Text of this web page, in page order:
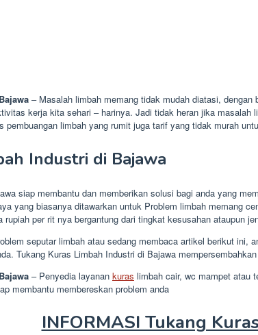
– Masalah limbah memang tidak mudah diatasi,
kerja kita sehari – harinya. Jadi tidak heran jika
pembuangan limbah yang rumit juga tarif yang tidak murah
Industri di Bajawa
siap membantu dan memberikan solusi bagi anda yang
yang biasanya ditawarkan untuk Problem limbah memang
rupiah per rit nya bergantung dari tingkat kesusahan ataupun
seputar limbah atau sedang membaca artikel berikut
Tukang Kuras Limbah Industri di Bajawa
– Penyedia layanan kuras limbah cair, wc mampet atau
membantu membereskan problem anda
INFORMASI Tukang